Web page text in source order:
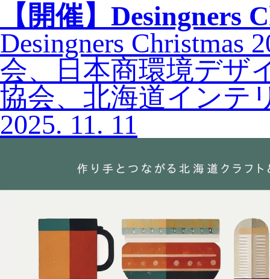
【開催】Desingners
Desingners
会、日本商環境デザ
協会、北海道インテ
2025. 11. 11